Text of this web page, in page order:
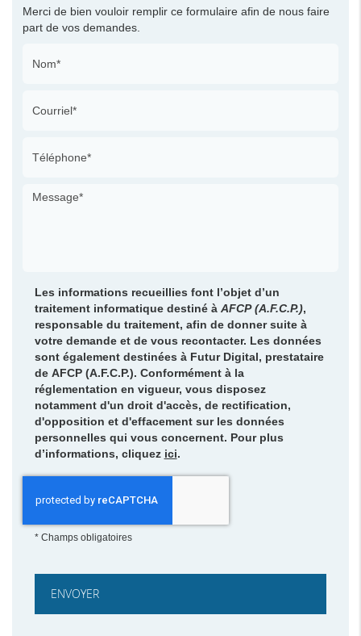
Merci de bien vouloir remplir ce formulaire afin de nous faire
part de vos demandes.
Les informations recueillies font l’objet d’un
traitement informatique destiné àAFCP (A.F.C.P.),
responsable du traitement, afin de donner suite à
votre demande et de vous recontacter. Les données
sont également destinées à Futur Digital, prestataire
de AFCP (A.F.C.P.). Conformément à la
réglementation en vigueur, vous disposez
notamment d'un droit d'accès, de rectification,
d'opposition et d'effacement sur les données
personnelles qui vous concernent. Pour plus
d’informations, cliquez ici.
* Champs obligatoires